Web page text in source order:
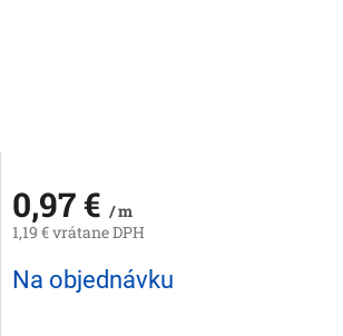
0,97 € / m
1,19 € vrátane DPH
Jednotková
cena:
Na objednávku